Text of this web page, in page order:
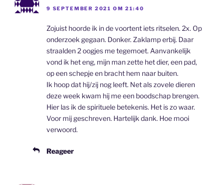
9 SEPTEMBER 2021 OM 21:40
Zojuist hoorde ik in de voortent iets ritselen. 2x. Op
onderzoek gegaan. Donker. Zaklamp erbij. Daar
straalden 2 oogjes me tegemoet. Aanvankelijk
vond ik het eng, mijn man zette het dier, een pad,
op een schepje en bracht hem naar buiten.
Ik hoop dat hij/zij nog leeft. Net als zovele dieren
deze week kwam hij me een boodschap brengen.
Hier las ik de spirituele betekenis. Het is zo waar.
Voor mij geschreven. Hartelijk dank. Hoe mooi
verwoord.
Reageer